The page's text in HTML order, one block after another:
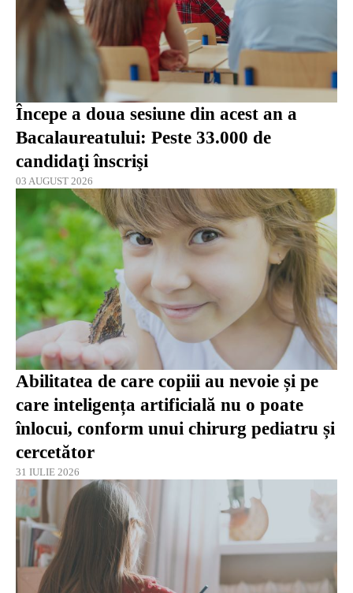
Începe a doua sesiune din acest an a
Bacalaureatului: Peste 33.000 de
candidaţi înscrişi
03 AUGUST 2026
Abilitatea de care copiii au nevoie și pe
care inteligența artificială nu o poate
înlocui, conform unui chirurg pediatru și
cercetător
31 IULIE 2026